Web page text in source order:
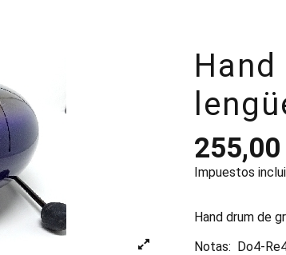
Impuestos
Hand drum de
Notas: Do4-